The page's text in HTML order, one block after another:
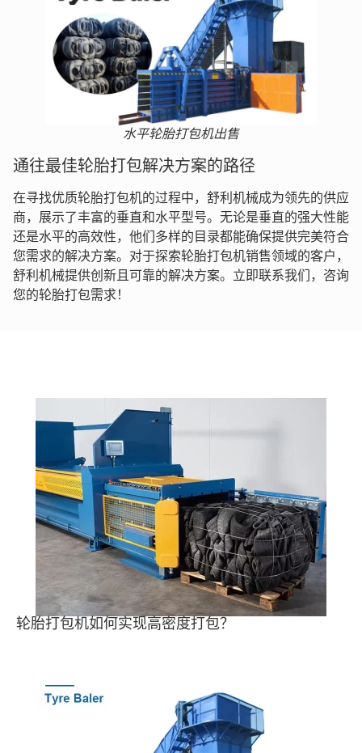
水平轮胎打包机出售
通往最佳轮胎打包解决方案的路径
在寻找优质轮胎打包机的过程中，舒利机械成为领先的供应
商，展示了丰富的垂直和水平型号。无论是垂直的强大性能
还是水平的高效性，他们多样的目录都能确保提供完美符合
您需求的解决方案。对于探索轮胎打包机销售领域的客户，
舒利机械提供创新且可靠的解决方案。立即联系我们，咨询
您的轮胎打包需求！
轮胎打包机如何实现高密度打包？